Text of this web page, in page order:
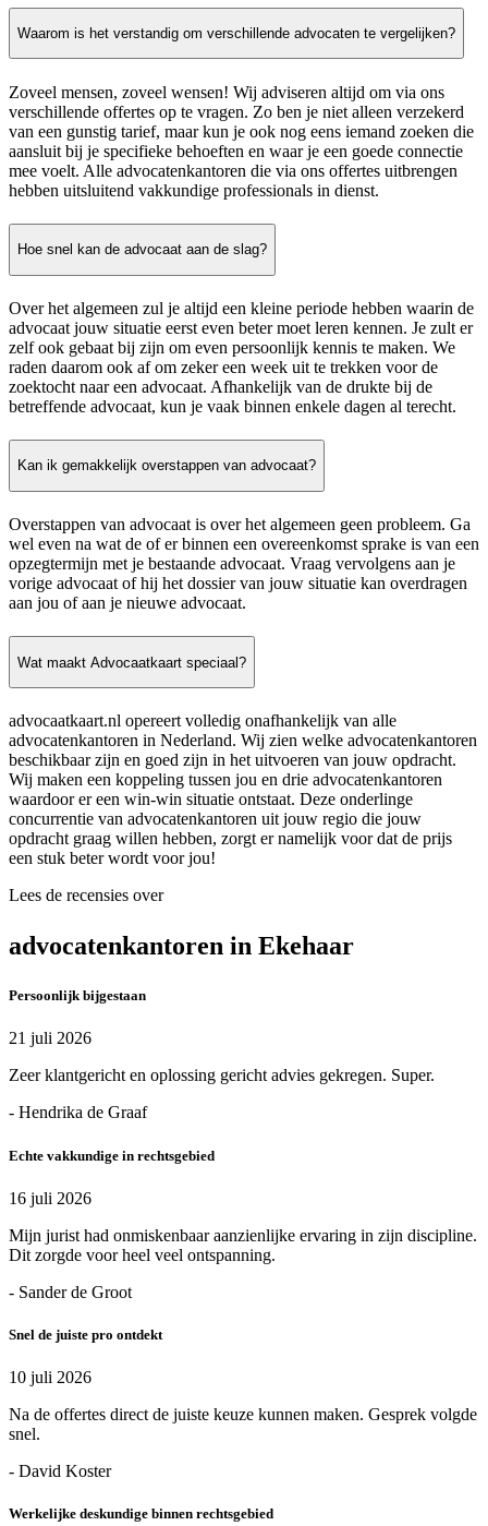
Waarom is het verstandig om verschillende advocaten te vergelijken?
Zoveel mensen, zoveel wensen! Wij adviseren altijd om via ons
verschillende offertes op te vragen. Zo ben je niet alleen verzekerd
van een gunstig tarief, maar kun je ook nog eens iemand zoeken die
aansluit bij je specifieke behoeften en waar je een goede connectie
mee voelt. Alle advocatenkantoren die via ons offertes uitbrengen
hebben uitsluitend vakkundige professionals in dienst.
Hoe snel kan de advocaat aan de slag?
Over het algemeen zul je altijd een kleine periode hebben waarin de
advocaat jouw situatie eerst even beter moet leren kennen. Je zult er
zelf ook gebaat bij zijn om even persoonlijk kennis te maken. We
raden daarom ook af om zeker een week uit te trekken voor de
zoektocht naar een advocaat. Afhankelijk van de drukte bij de
betreffende advocaat, kun je vaak binnen enkele dagen al terecht.
Kan ik gemakkelijk overstappen van advocaat?
Overstappen van advocaat is over het algemeen geen probleem. Ga
wel even na wat de of er binnen een overeenkomst sprake is van een
opzegtermijn met je bestaande advocaat. Vraag vervolgens aan je
vorige advocaat of hij het dossier van jouw situatie kan overdragen
aan jou of aan je nieuwe advocaat.
Wat maakt Advocaatkaart speciaal?
advocaatkaart.nl opereert volledig onafhankelijk van alle
advocatenkantoren in Nederland. Wij zien welke advocatenkantoren
beschikbaar zijn en goed zijn in het uitvoeren van jouw opdracht.
Wij maken een koppeling tussen jou en drie advocatenkantoren
waardoor er een win-win situatie ontstaat. Deze onderlinge
concurrentie van advocatenkantoren uit jouw regio die jouw
opdracht graag willen hebben, zorgt er namelijk voor dat de prijs
een stuk beter wordt voor jou!
Lees de recensies over
advocatenkantoren in Ekehaar
Persoonlijk bijgestaan
21 juli 2026
Zeer klantgericht en oplossing gericht advies gekregen. Super.
- Hendrika de Graaf
Echte vakkundige in rechtsgebied
16 juli 2026
Mijn jurist had onmiskenbaar aanzienlijke ervaring in zijn discipline.
Dit zorgde voor heel veel ontspanning.
- Sander de Groot
Snel de juiste pro ontdekt
10 juli 2026
Na de offertes direct de juiste keuze kunnen maken. Gesprek volgde
snel.
- David Koster
Werkelijke deskundige binnen rechtsgebied